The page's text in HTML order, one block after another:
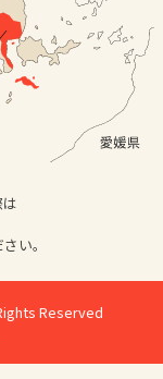
い。
Reserved